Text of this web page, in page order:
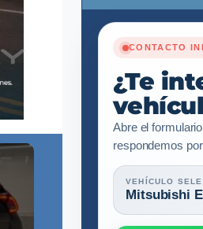
CONTACTO
¿Te
Abre el
respondemos
VEHÍCULO
Mitsubishi